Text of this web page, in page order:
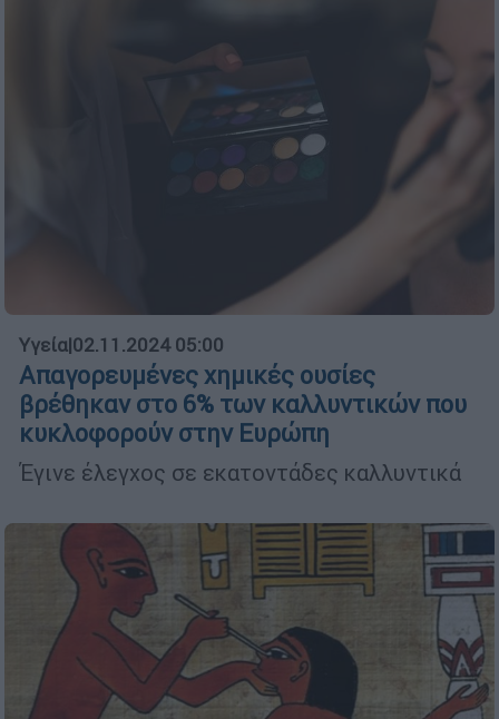
Υγεία|02.11.2024 05:00
Απαγορευμένες χημικές ουσίες
βρέθηκαν στο 6% των καλλυντικών που
κυκλοφορούν στην Ευρώπη
Έγινε έλεγχος σε εκατοντάδες καλλυντικά